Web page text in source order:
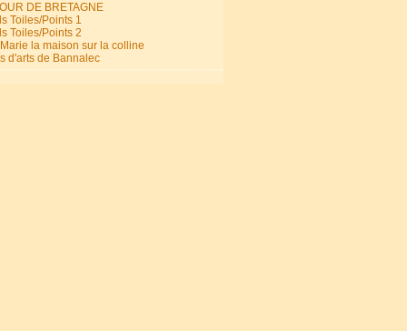
DE BRETAGNE
Toiles/Points 1
Toiles/Points 2
la maison sur la colline
d'arts de Bannalec